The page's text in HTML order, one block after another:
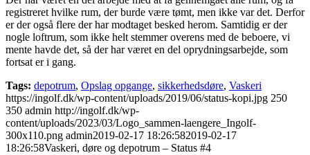
registreret hvilke rum, der burde være tømt, men ikke var det. Derfor
er der også flere der har modtaget besked herom. Samtidig er der
nogle loftrum, som ikke helt stemmer overens med de beboere, vi
mente havde det, så der har været en del oprydningsarbejde, som
fortsat er i gang.
Tags: depotrum, Opslag opgange, sikkerhedsdøre, Vaskeri
https://ingolf.dk/wp-content/uploads/2019/06/status-kopi.jpg 250
350 admin http://ingolf.dk/wp-
content/uploads/2023/03/Logo_sammen-laengere_Ingolf-
300x110.png admin2019-02-17 18:26:582019-02-17
18:26:58Vaskeri, døre og depotrum – Status #4